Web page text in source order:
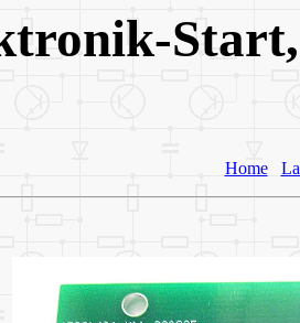
Home